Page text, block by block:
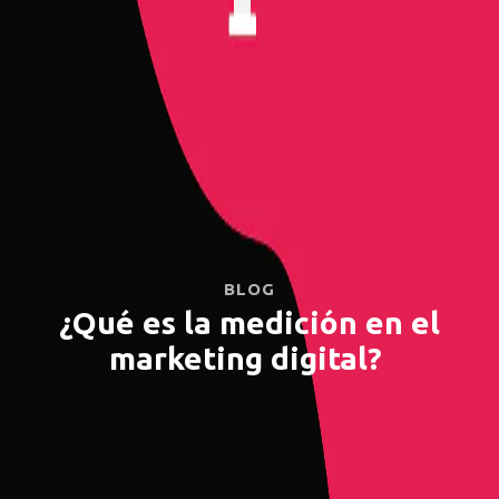
BLOG
¿Qué es la medición en el
marketing digital?